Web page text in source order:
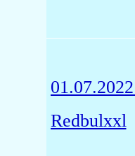
01.07.2022
Redbulxxl